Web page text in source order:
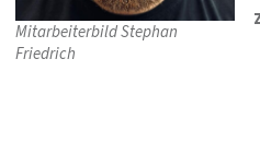
Mitarbeiterbild Stephan
Friedrich